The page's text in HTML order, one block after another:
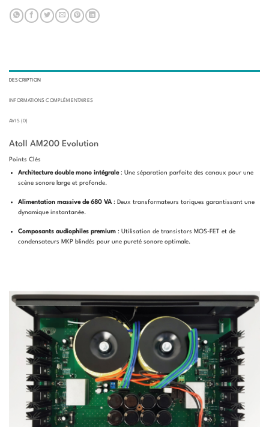
DESCRIPTION
INFORMATIONS COMPLÉMENTAIRES
AVIS (0)
Atoll AM200 Evolution
Points Clés
Architecture double mono intégrale: Une séparation parfaite des canaux pour une
scène sonore large et profonde.
Alimentation massive de 680 VA: Deux transformateurs toriques garantissant une
dynamique instantanée.
Composants audiophiles premium: Utilisation de transistors MOS-FET et de
condensateurs MKP blindés pour une pureté sonore optimale.